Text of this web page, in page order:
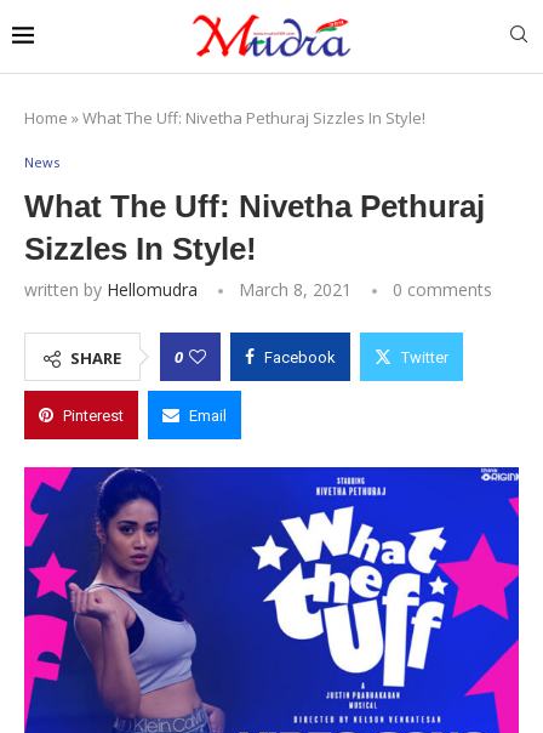
Home »What The Uff: Nivetha Pethuraj Sizzles In Style!
News
What The Uff: Nivetha Pethuraj
Sizzles In Style!
written by Hellomudra March 8, 2021 0 comments
SHARE 0 Facebook Twitter
Pinterest Email